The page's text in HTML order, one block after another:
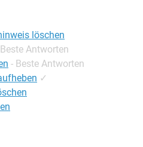
löschen
Antworten
- Beste Antworten
✓